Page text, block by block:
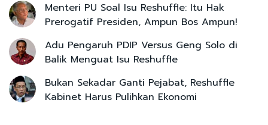
Menteri PU Soal Isu Reshuffle: Itu Hak
Prerogatif Presiden, Ampun Bos Ampun!
Adu Pengaruh PDIP Versus Geng Solo di
Balik Menguat Isu Reshuffle
Bukan Sekadar Ganti Pejabat, Reshuffle
Kabinet Harus Pulihkan Ekonomi